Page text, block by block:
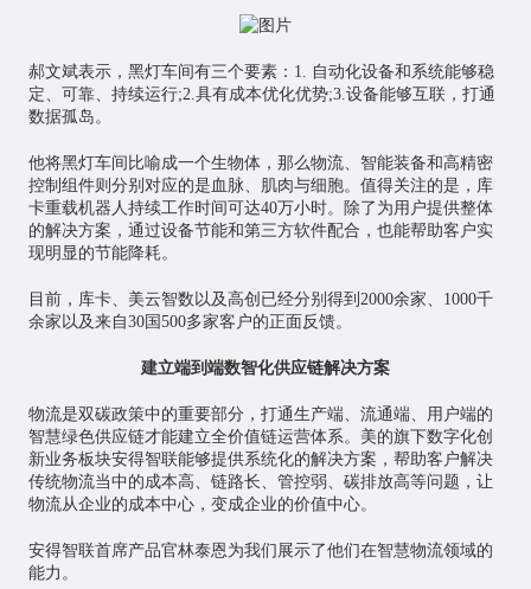
郝文斌表示，黑灯车间有三个要素：1. 自动化设备和系统能够稳
定、可靠、持续运行;2.具有成本优化优势;3.设备能够互联，打通
数据孤岛。
他将黑灯车间比喻成一个生物体，那么物流、智能装备和高精密
控制组件则分别对应的是血脉、肌肉与细胞。值得关注的是，库
卡重载机器人持续工作时间可达40万小时。除了为用户提供整体
的解决方案，通过设备节能和第三方软件配合，也能帮助客户实
现明显的节能降耗。
目前，库卡、美云智数以及高创已经分别得到2000余家、1000千
余家以及来自30国500多家客户的正面反馈。
建立端到端数智化供应链解决方案
物流是双碳政策中的重要部分，打通生产端、流通端、用户端的
智慧绿色供应链才能建立全价值链运营体系。美的旗下数字化创
新业务板块安得智联能够提供系统化的解决方案，帮助客户解决
传统物流当中的成本高、链路长、管控弱、碳排放高等问题，让
物流从企业的成本中心，变成企业的价值中心。
安得智联首席产品官林泰恩为我们展示了他们在智慧物流领域的
能力。